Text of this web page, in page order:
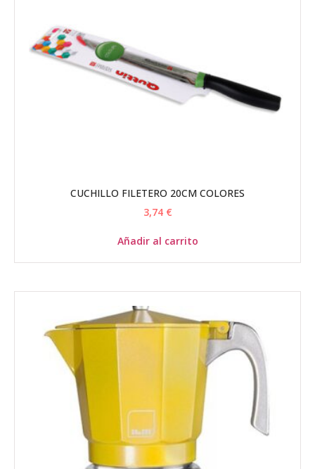
CUCHILLO FILETERO 20CM COLORES
3,74 €
Añadir al carrito